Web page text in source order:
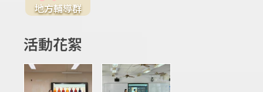
地方輔導群
活動花絮